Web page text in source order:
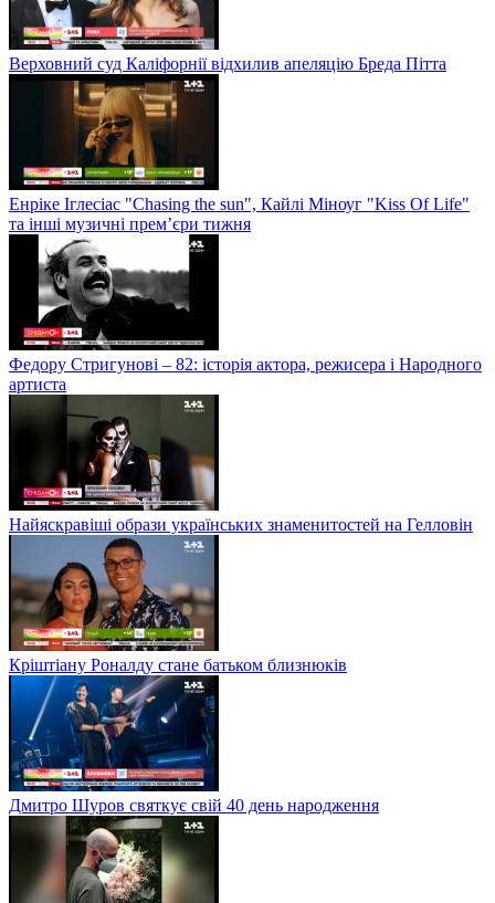
Верховний суд Каліфорнії відхилив апеляцію Бреда Пітта
Енріке Іглесіас "Chasing the sun", Кайлі Міноуг "Kiss Of Life"
та інші музичні прем’єри тижня
Федору Стригунові – 82: історія актора, режисера і Народного
артиста
Найяскравіші образи українських знаменитостей на Гелловін
Кріштіану Роналду стане батьком близнюків
Дмитро Шуров святкує свій 40 день народження